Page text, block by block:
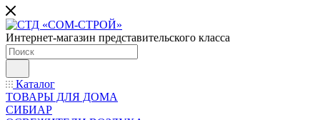
Интернет-магазин представительского класса
Каталог
ТОВАРЫ ДЛЯ ДОМА
СИБИАР